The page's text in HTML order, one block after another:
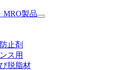
MRO製品
止剤
ス用
脱脂材